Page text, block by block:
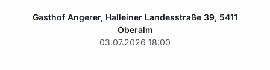
Gasthof Angerer, Halleiner Landesstraße 39, 5411
Oberalm
03.07.2026 18:00